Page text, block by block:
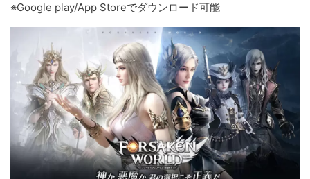
※Google play/App Storeでダウンロード可能